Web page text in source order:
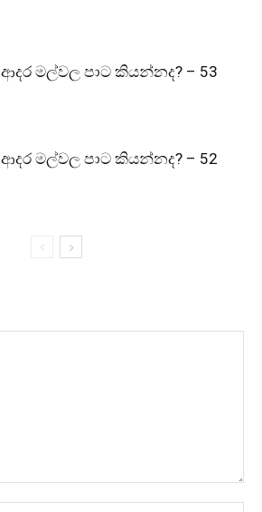
ආදර මල්වල පාට කියන්නද? – 53
ආදර මල්වල පාට කියන්නද? – 52